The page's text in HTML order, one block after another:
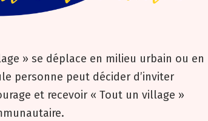
» se déplace en milieu urbain ou en
personne peut décider d’inviter
et recevoir « Tout un village »